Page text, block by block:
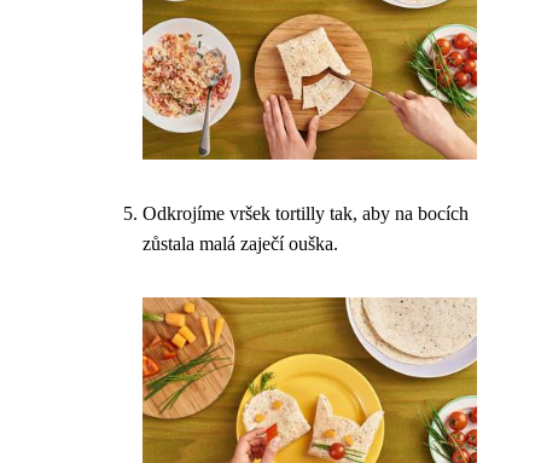
Odkrojíme vršek tortilly tak, aby na bocích
zůstala malá zaječí ouška.